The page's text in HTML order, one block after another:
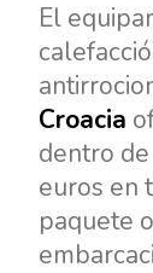
El
Croacia
dentro
euros en
paquete